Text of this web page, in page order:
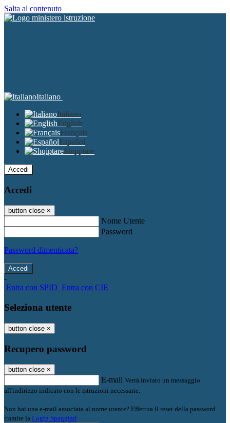
Salta al contenuto
Italiano
Italiano
English
Français
Español
Shqiptare
Accedi
Accedi
button close ×
Nome Utente
Password
Password dimenticata?
-
Entra con SPID Entra con CIE
Seleziona utente
button close ×
Recupero password
button close ×
E-mail Verrà inviato un messaggio
all'indirizzo indicato con le istruzioni necessarie.
Non hai una e-mail associata al nome utente? Effettua il reset della password
tramite la Login Spaggiari